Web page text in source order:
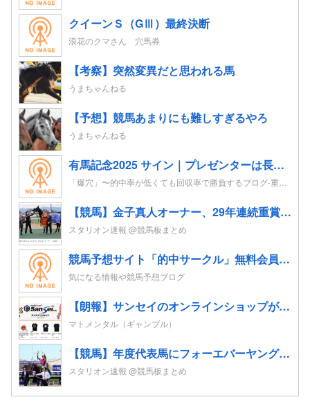
クイーンＳ（GⅢ）最終決断
浪花のクマさん 穴馬券
【考察】突然変異だと思われる馬
うまちゃんねる
【予想】競馬あまりにも難しすぎるやろ
うまちゃんねる
有馬記念2025 サイン｜プレゼンターは長澤まさみ。ポスターはレガレイラ。CMはドラマがテーマ？！
【競馬】金子真人オーナー、29年連続重賞勝利！初重賞制覇から1年も途切れることなく29年… JRA重賞は122勝目 ネット「すごすぎる」
スタリオン速報 @競馬板まとめ
競馬予想サイト「的中サークル」無料会員登録｜初心者も指数とプロ予想で週末レースを攻略
気になる情報や競馬予想ブログ
【朗報】サンセイのオンラインショップが再オープン 「新7500Tシャツ」「BOX of GARO」「Wall of GARO」が追加されてるぞ
マトメンタル（ギャンブル）
【競馬】年度代表馬にフォーエバーヤング 得票率91%と圧倒！4歳以上牡馬、ダートと合わせて三冠
スタリオン速報 @競馬板まとめ